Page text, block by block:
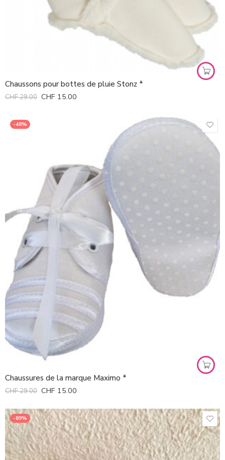
Chaussons pour bottes de pluie Stonz *
CHF29.00 CHF 15.00
-48%
Chaussures de la marque Maximo *
CHF29.00 CHF 15.00
-89%